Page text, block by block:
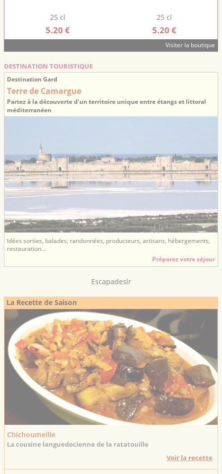
25 cl
5.20 €
25 cl
5.20 €
Visiter la boutique
DESTINATION TOURISTIQUE
Destination Gard
Terre de Camargue
Partez à la découverte d’un territoire unique entre étangs et littoral
méditerranéen
Idées sorties, balades, randonnées, producteurs, artisans, hébergements,
restauration...
Préparez votre séjour
Escapadeslr
La Recette de Saison
Chichoumeille
La cousine languedocienne de la ratatouille
Voir la recette